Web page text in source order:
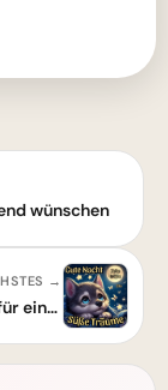
wünschen
→
Gute Nacht & Süße Träume: Liebe Grüße für einen entspannten Abend